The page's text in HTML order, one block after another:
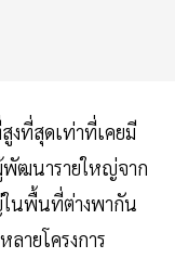
งที่สุดเท่าที่เคยมี
นารายใหญ่จาก
นพื้นที่ต่างพากัน
ายโครงการ